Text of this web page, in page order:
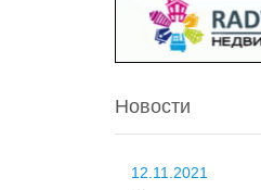
Новости
12.11.2021